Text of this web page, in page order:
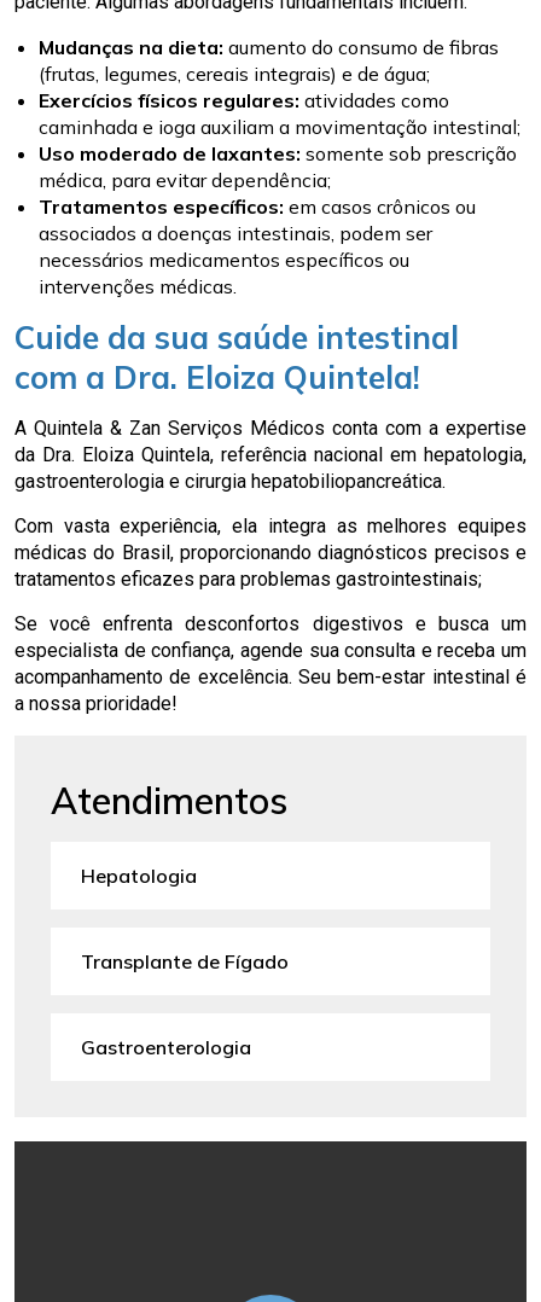
Mudanças na dieta: aumento do consumo de fibras
(frutas, legumes, cereais integrais) e de água;
Exercícios físicos regulares: atividades como
caminhada e ioga auxiliam a movimentação intestinal;
Uso moderado de laxantes: somente sob prescrição
médica, para evitar dependência;
Tratamentos específicos: em casos crônicos ou
associados a doenças intestinais, podem ser
necessários medicamentos específicos ou
intervenções médicas.
Cuide da sua saúde intestinal
com a Dra. Eloiza Quintela!
A Quintela & Zan Serviços Médicos conta com a expertise
da Dra. Eloiza Quintela, referência nacional em hepatologia,
gastroenterologia e cirurgia hepatobiliopancreática.
Com vasta experiência, ela integra as melhores equipes
médicas do Brasil, proporcionando diagnósticos precisos e
tratamentos eficazes para problemas gastrointestinais;
Se você enfrenta desconfortos digestivos e busca um
especialista de confiança, agende sua consulta e receba um
acompanhamento de excelência. Seu bem-estar intestinal é
a nossa prioridade!
Atendimentos
Hepatologia
Transplante de Fígado
Gastroenterologia